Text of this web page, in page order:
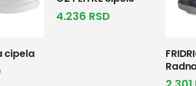
cipela
4.236 RSD